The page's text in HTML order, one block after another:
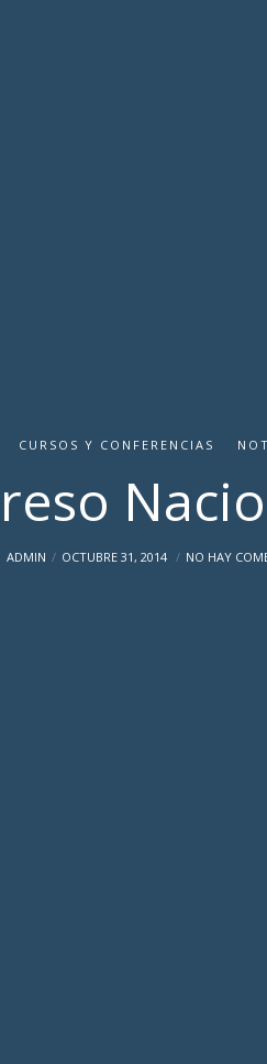
CURSOS Y CONFERENCIAS
ADMIN OCTUBRE 31, 2014 NO HAY